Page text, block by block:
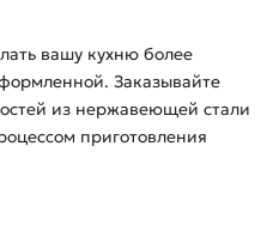
вашу кухню более
Заказывайте
из нержавеющей стали
приготовления